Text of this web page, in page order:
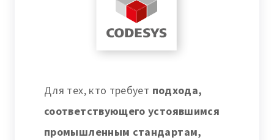
Для тех, кто требует подхода,
соответствующего устоявшимся
промышленным стандартам,